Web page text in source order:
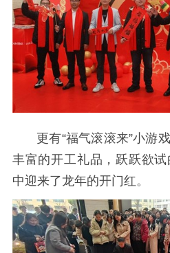
更有“福气滚滚来”小游
丰富的开工礼品，跃跃欲
中迎来了龙年的开门红。